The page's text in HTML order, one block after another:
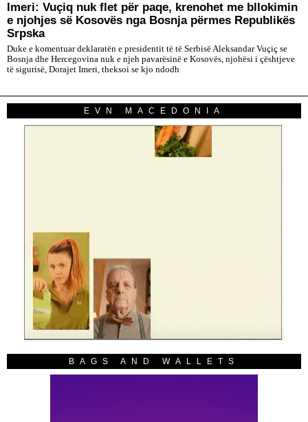
​Imeri: Vuçiq nuk flet për paqe, krenohet me bllokimin
e njohjes së Kosovës nga Bosnja përmes Republikës
Srpska
Duke e komentuar deklaratën e presidentit të të Serbisë Aleksandar Vuçiç se
Bosnja dhe Hercegovina nuk e njeh pavarësinë e Kosovës, njohësi i çështjeve
të sigurisë, Dorajet Imeri, theksoi se kjo ndodh
EVN MACEDONIA
BAGS AND WALLETS